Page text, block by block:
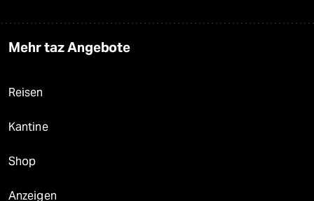
Mehr taz Angebote
Reisen
Kantine
Shop
Anzeigen